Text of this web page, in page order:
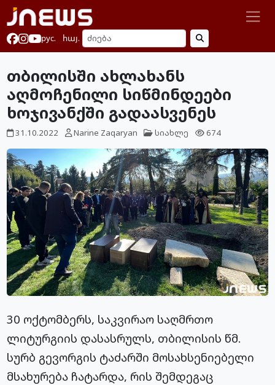
рус. հայ.
თბილისში ახლახანს
აღმოჩენილი სიწმინდეები
ხოჯივანქში გადაასვენეს
31.10.2022 Narine Zaqaryan სიახლე 674
30 ოქტომბერს, საკვირაო საღმრთო
ლიტურგიის დასასრულს, თბილისის წმ.
სურბ გევორგის ტაძარში მოსახსენიებელი
მსახურება ჩატარდა, რის შემდეგაც